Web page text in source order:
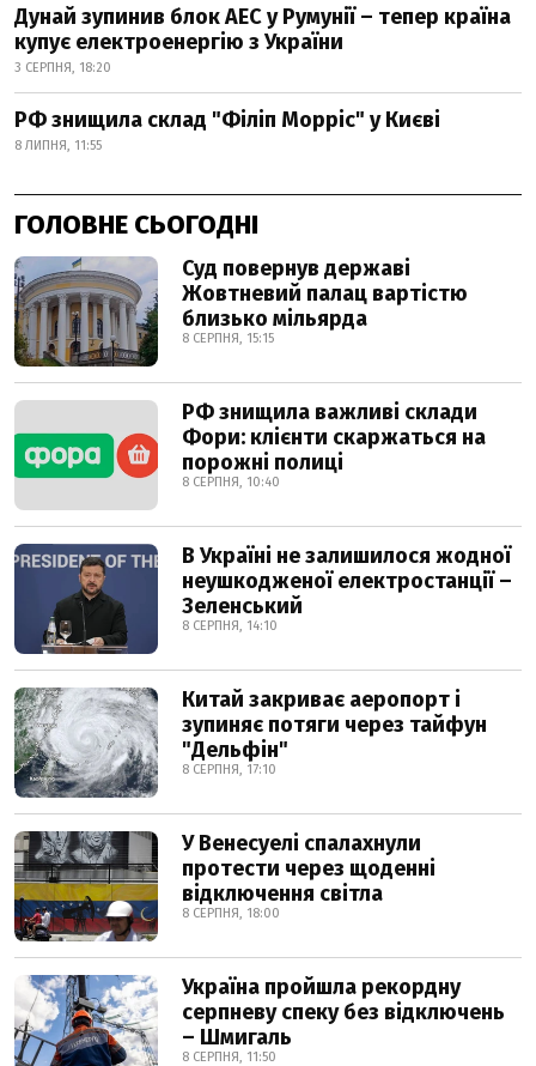
Дунай зупинив блок АЕС у Румунії – тепер країна
купує електроенергію з України
3 СЕРПНЯ, 18:20
РФ знищила склад "Філіп Морріс" у Києві
8 ЛИПНЯ, 11:55
ГОЛОВНЕ СЬОГОДНІ
Суд повернув державі
Жовтневий палац вартістю
близько мільярда
8 СЕРПНЯ, 15:15
РФ знищила важливі склади
Фори: клієнти скаржаться на
порожні полиці
8 СЕРПНЯ, 10:40
В Україні не залишилося жодної
неушкодженої електростанції –
Зеленський
8 СЕРПНЯ, 14:10
Китай закриває аеропорт і
зупиняє потяги через тайфун
"Дельфін"
8 СЕРПНЯ, 17:10
У Венесуелі спалахнули
протести через щоденні
відключення світла
8 СЕРПНЯ, 18:00
Україна пройшла рекордну
серпневу спеку без відключень
– Шмигаль
8 СЕРПНЯ, 11:50